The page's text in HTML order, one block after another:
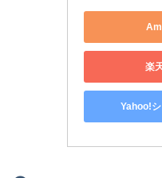
楽
Yahoo!